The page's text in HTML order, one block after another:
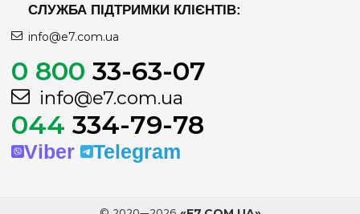
СЛУЖБА ПІДТРИМКИ КЛІЄНТІВ:
info@e7.com.ua
0 800 33-63-07
info@e7.com.ua
044 334-79-78
Viber Telegram